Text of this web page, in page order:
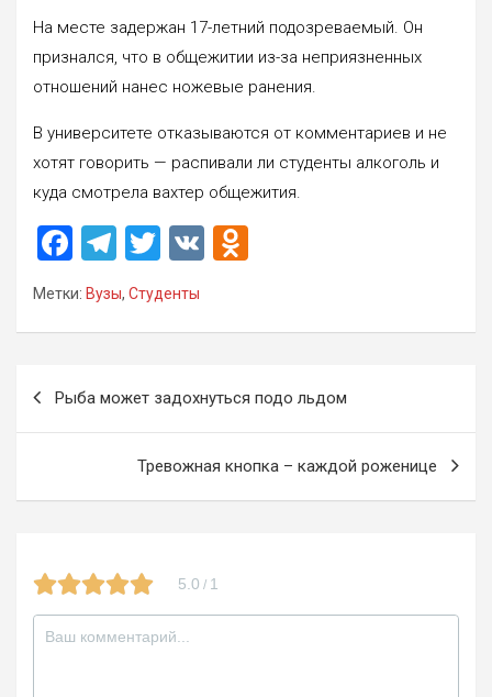
На месте задержан 17-летний подозреваемый. Он
признался, что в общежитии из-за неприязненных
отношений нанес ножевые ранения.
В университете отказываются от комментариев и не
хотят говорить — распивали ли студенты алкоголь и
куда смотрела вахтер общежития.
F
a
ce
o
T
el
e
a
T
tt
V
kl
ss
ni
Метки: Вузы, Студенты
Рыба может задохнуться подо льдом
Тревожная кнопка – каждой роженице
5.0 / 1